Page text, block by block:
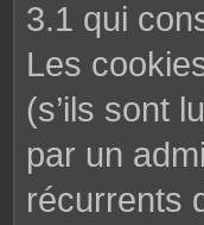
3.1 qui
Les
(s’ils sont
par un
récurrents